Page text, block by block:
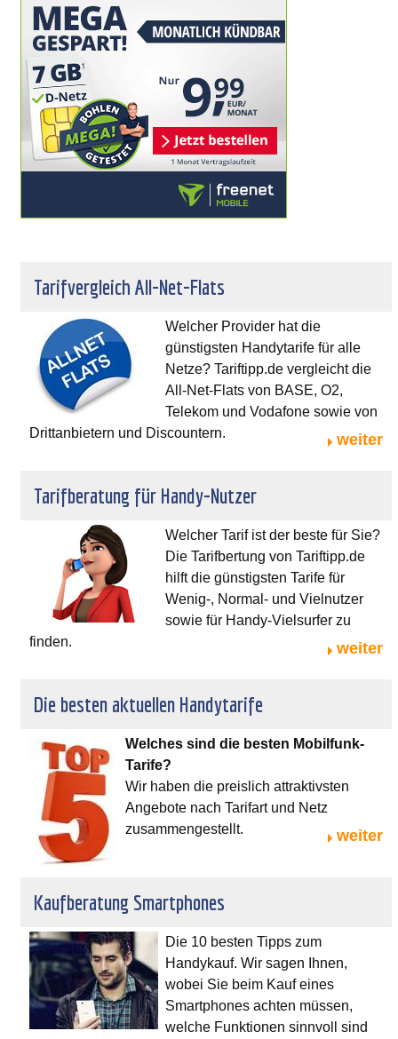
Tarifvergleich All-Net-Flats
Welcher Provider hat die
günstigsten Handytarife für alle
Netze? Tariftipp.de vergleicht die
All-Net-Flats von BASE, O2,
Telekom und Vodafone sowie von
Drittanbietern und Discountern.
weiter
Tarifberatung für Handy-Nutzer
Welcher Tarif ist der beste für Sie?
Die Tarifbertung von Tariftipp.de
hilft die günstigsten Tarife für
Wenig-, Normal- und Vielnutzer
sowie für Handy-Vielsurfer zu
finden.
weiter
Die besten aktuellen Handytarife
Welches sind die besten Mobilfunk-
Tarife?
Wir haben die preislich attraktivsten
Angebote nach Tarifart und Netz
zusammengestellt.
weiter
Kaufberatung Smartphones
Die 10 besten Tipps zum
Handykauf. Wir sagen Ihnen,
wobei Sie beim Kauf eines
Smartphones achten müssen,
welche Funktionen sinnvoll sind